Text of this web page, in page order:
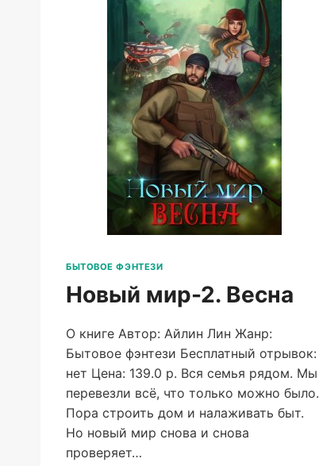
БЫТОВОЕ ФЭНТЕЗИ
Новый мир-2. Весна
О книге Автор: Айлин Лин Жанр:
Бытовое фэнтези Бесплатный отрывок:
нет Цена: 139.0 р. Вся семья рядом. Мы
перевезли всё, что только можно было.
Пора строить дом и налаживать быт.
Но новый мир снова и снова
проверяет…